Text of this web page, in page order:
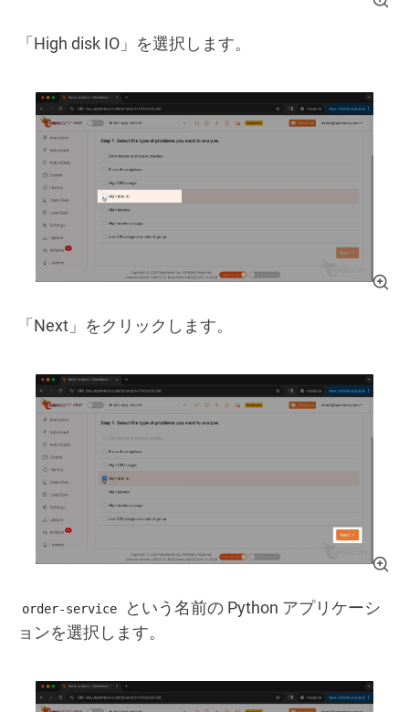
「High disk IO」を選択します。
「Next」をクリックします。
order-service
という名前の Python アプリケーシ
ョンを選択します。